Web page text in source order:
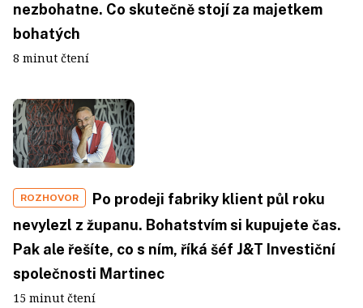
nezbohatne. Co skutečně stojí za majetkem
bohatých
8 minut čtení
ROZHOVOR
Po prodeji fabriky klient půl roku
nevylezl z županu. Bohatstvím si kupujete čas.
Pak ale řešíte, co s ním, říká šéf J&T Investiční
společnosti Martinec
15 minut čtení